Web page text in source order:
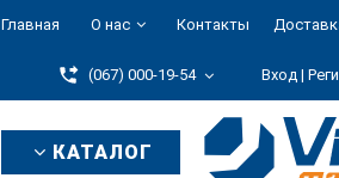
Главная О нас Контакты
(067) 000-19-54 Вход |
КАТАЛОГ